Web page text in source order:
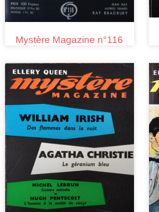
Mystère Magazine n°116